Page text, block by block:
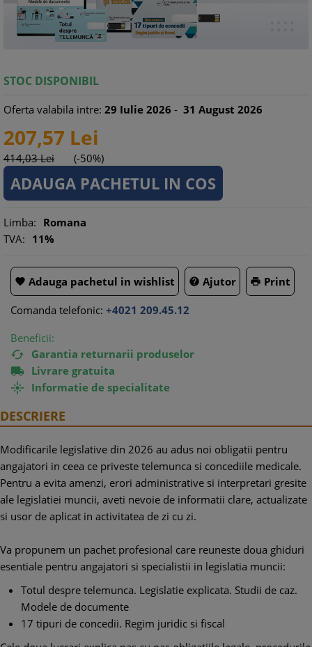
STOC DISPONIBIL
414,03Lei (-50%)
207,57 Lei
Oferta valabila intre: 29 Iulie 2026 - 31 August 2026
Limba: Romana
TVA: 11%
 Adauga pachetul in wishlist  Ajutor  Print
Comanda telefonic: +4021 209.45.12
Beneficii:
 Garantia returnarii produselor
 Livrare gratuita
 Informatie de specialitate
DESCRIERE
Modificarile legislative din 2026 au adus noi obligatii pentru
angajatori in ceea ce priveste telemunca si concediile medicale.
Pentru a evita amenzi, erori administrative si interpretari gresite
ale legislatiei muncii, aveti nevoie de informatii clare, actualizate
si usor de aplicat in activitatea de zi cu zi.
Va propunem un pachet profesional care reuneste doua ghiduri
esentiale pentru angajatori si specialistii in legislatia muncii:
Totul despre telemunca. Legislatie explicata. Studii de caz.
Modele de documente
17 tipuri de concedii. Regim juridic si fiscal